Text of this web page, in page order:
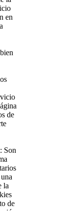
en
de
: Son
la
de